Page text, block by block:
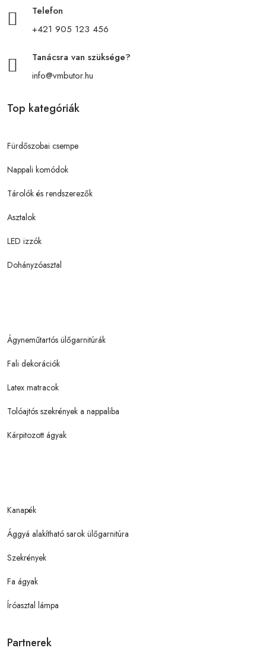
Telefon
+421 905 123 456
Tanácsra van szüksége?
info@vmbutor.hu
Top kategóriák
Fürdőszobai csempe
Nappali komódok
Tárolók és rendszerezők
Asztalok
LED izzók
Dohányzóasztal
Ágyneműtartós ülőgarnitúrák
Fali dekorációk
Latex matracok
Tolóajtós szekrények a nappaliba
Kárpitozott ágyak
Kanapék
Ággyá alakítható sarok ülőgarnitúra
Szekrények
Fa ágyak
Íróasztal lámpa
Partnerek